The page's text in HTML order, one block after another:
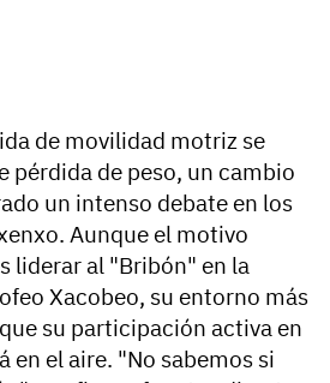
de movilidad motriz se
pérdida de peso, un cambio
un intenso debate en los
Aunque el motivo
liderar al "Bribón" en la
Xacobeo, su entorno más
su participación activa en
en el aire. "No sabemos si